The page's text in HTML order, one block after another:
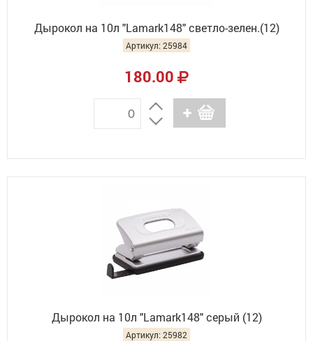
Дырокол на 10л "Lamark148" светло-зелен.(12)
Артикул: 25984
180.00
Дырокол на 10л "Lamark148" серый (12)
Артикул: 25982